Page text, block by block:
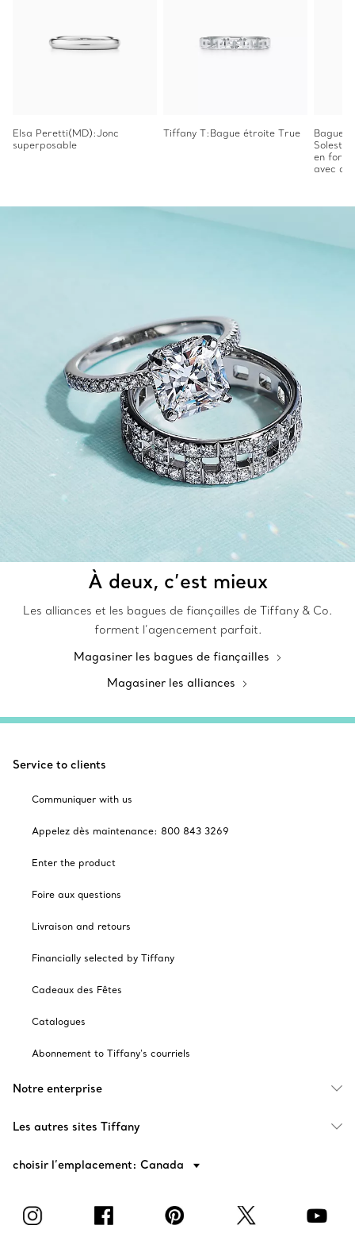
Elsa Peretti(MD):Jonc
superposable
Tiffany T:Bague étroite True
Bague
Soleste
en
avec
À deux, c’est mieux
Les alliances et les bagues de fiançailles de Tiffany & Co.
forment l’agencement parfait.
Magasiner les bagues de fiançailles
Magasiner les alliances
Service to clients
Communiquer with us
Appelez dès maintenance: 800 843 3269
Enter the product
Foire aux questions
Livraison and retours
Financially selected by Tiffany
Cadeaux des Fêtes
Catalogues
Abonnement to Tiffany's courriels
Notre enterprise
Les autres sites Tiffany
choisir l’emplacement: Canada